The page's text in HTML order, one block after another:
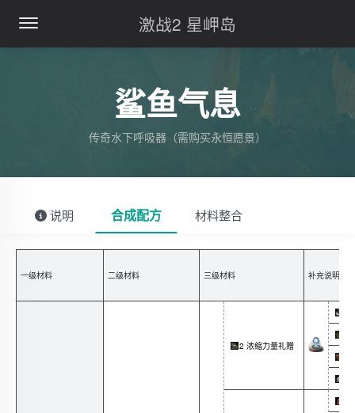
激战2 星岬岛
鲨鱼气息
传奇水下呼吸器（需购买永恒愿景）
说明 合成配方 材料整合
一级材料 二级材料 三级材料 补充说明
2 浓缩力量礼赠